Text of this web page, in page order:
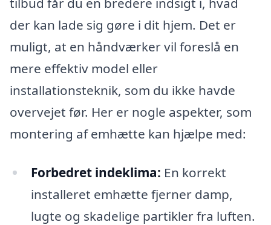
der kan lade sig gøre i dit hjem. Det er
muligt, at en håndværker vil foreslå en
mere effektiv model eller
installationsteknik, som du ikke havde
overvejet før. Her er nogle aspekter, som
montering af emhætte kan hjælpe med:
Forbedret indeklima: En korrekt
installeret emhætte fjerner damp,
lugte og skadelige partikler fra luften.